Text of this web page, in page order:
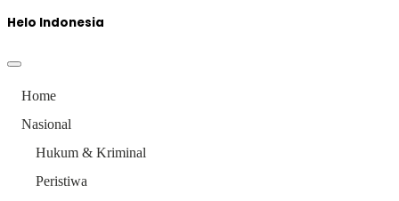
Helo Indonesia
Home
Nasional
Hukum & Kriminal
Peristiwa